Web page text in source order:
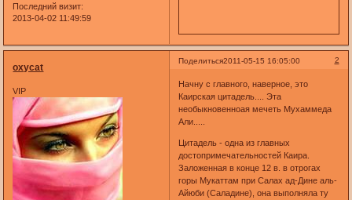
Последний визит:
2013-04-02 11:49:59
Поделиться 2
2011-05-15 16:05:00
oxycat
VIP
Начну с главного, наверное, это
Каирская цитадель.... Эта
необыкновенноая мечеть Мухаммеда
Али.....
Цитадель - одна из главных
достопримечательностей Каира.
Заложенная в конце 12 в. в отрогах
горы Мукаттам при Салах ад-Дине аль-
Айюби (Саладине), она выполняла ту